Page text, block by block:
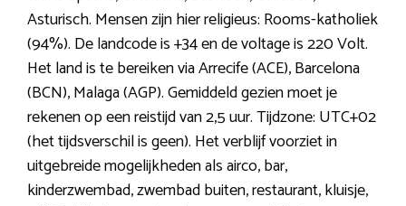
Asturisch. Mensen zijn hier religieus: Rooms-katholiek
(94%). De landcode is +34 en de voltage is 220 Volt.
Het land is te bereiken via Arrecife (ACE), Barcelona
(BCN), Malaga (AGP). Gemiddeld gezien moet je
rekenen op een reistijd van 2,5 uur. Tijdzone: UTC+02
(het tijdsverschil is geen). Het verblijf voorziet in
uitgebreide mogelijkheden als airco, bar,
kinderzwembad, zwembad buiten, restaurant, kluisje,